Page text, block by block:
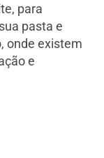
para
pasta e
onde existem
e